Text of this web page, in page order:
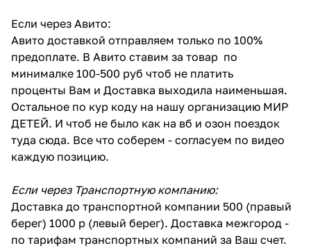
Если через Авито:
Авито доставкой отправляем только по 100%
предоплате. В Авито ставим за товар по
минималке 100-500 руб чтоб не платить
проценты Вам и Доставка выходила наименьшая.
Остальное по кур коду на нашу организацию МИР
ДЕТЕЙ. И чтоб не было как на вб и озон поездок
туда сюда. Все что соберем - согласуем по видео
каждую позицию.
Если через Транспортную компанию:
Доставка до транспортной компании 500 (правый
берег) 1000 р (левый берег). Доставка межгород -
по тарифам транспортных компаний за Ваш счет.